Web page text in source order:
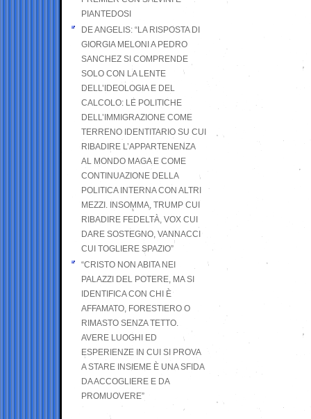
PIANTEDOSI
DE ANGELIS: “LA RISPOSTA DI
GIORGIA MELONI A PEDRO
SANCHEZ SI COMPRENDE
SOLO CON LA LENTE
DELL’IDEOLOGIA E DEL
CALCOLO: LE POLITICHE
DELL’IMMIGRAZIONE COME
TERRENO IDENTITARIO SU CUI
RIBADIRE L’APPARTENENZA
AL MONDO MAGA E COME
CONTINUAZIONE DELLA
POLITICA INTERNA CON ALTRI
MEZZI. INSOMMA, TRUMP CUI
RIBADIRE FEDELTÀ, VOX CUI
DARE SOSTEGNO, VANNACCI
CUI TOGLIERE SPAZIO”
“CRISTO NON ABITA NEI
PALAZZI DEL POTERE, MA SI
IDENTIFICA CON CHI È
AFFAMATO, FORESTIERO O
RIMASTO SENZA TETTO.
AVERE LUOGHI ED
ESPERIENZE IN CUI SI PROVA
A STARE INSIEME È UNA SFIDA
DA ACCOGLIERE E DA
PROMUOVERE”